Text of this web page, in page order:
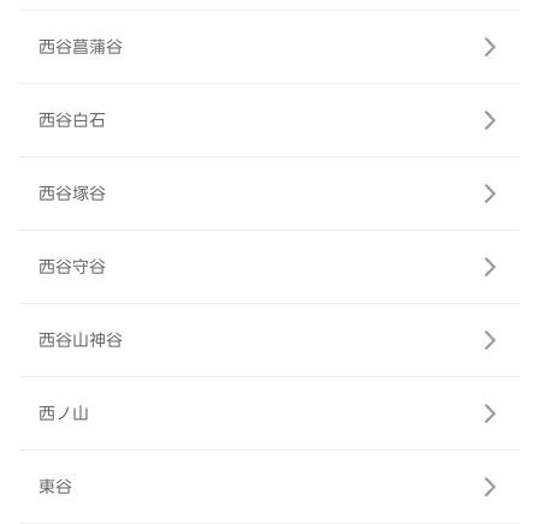
西谷菖蒲谷
西谷白石
西谷塚谷
西谷守谷
西谷山神谷
西ノ山
東谷